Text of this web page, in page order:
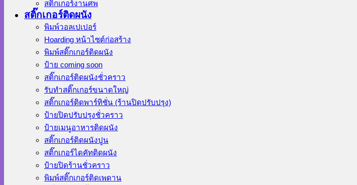
สติ๊กเกอร์งานศพ
สติ๊กเกอร์ติดผนัง
พิมพ์วอลเปเปอร์
Hoarding หน้าไซต์ก่อสร้าง
พิมพ์สติ๊กเกอร์ติดผนัง
ป้าย coming soon
สติ๊กเกอร์ติดผนังชั่วคราว
รับทำสติ๊กเกอร์ขนาดใหญ่
สติ๊กเกอร์ติดพาร์ทิชั่น (ร้านปิดปรับปรุง)
ป้ายปิดปรับปรุงชั่วคราว
ป้ายเมนูอาหารติดผนัง
สติ๊กเกอร์ติดผนังปูน
สติ๊กเกอร์ไดคัทติดผนัง
ป้ายปิดร้านชั่วคราว
พิมพ์สติ๊กเกอร์ติดเพดาน